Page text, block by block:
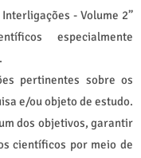
- Volume 2”
especialmente
pertinentes sobre os
e/ou objeto de estudo.
dos objetivos, garantir
científicos por meio de